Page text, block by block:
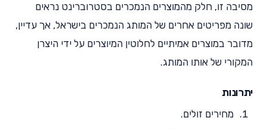
מסיבה זו, חלק מהמוצרים הנמכרים בסטרוברינט נראים
שונה מפריטים אחרים של המותג הנמכרים בישראל, אך עדיין,
מדובר במוצרים אמיתיים לחלוטין המיוצרים על ידי היצרן
המקורי של אותו המותג.
יתרונות
מחירים זולים.